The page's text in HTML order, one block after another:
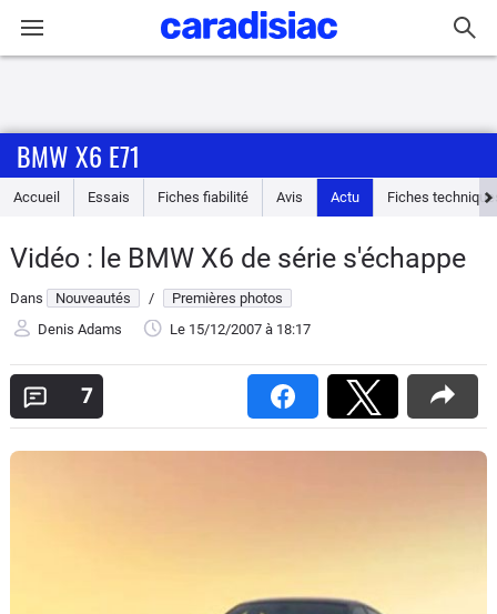
Accueil
Essais
Guide
Electriques
BMW X6 E71
Accueil Essais Fiches fiabilité Avis Actu Fiches
Vidéo : le BMW X6 de série s'échappe
Dans Nouveautés /
Premières photos
Denis Adams
Le 15/12/2007 à 18:17
7